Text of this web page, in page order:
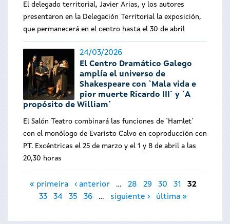
El delegado territorial, Javier Arias, y los autores
presentaron en la Delegación Territorial la exposición,
que permanecerá en el centro hasta el 30 de abril
24/03/2026
El Centro Dramático Galego
amplía el universo de
Shakespeare con `Mala vida e
pior muerte Ricardo III´ y `A
propósito de William´
El Salón Teatro combinará las funciones de `Hamlet´
con el monólogo de Evaristo Calvo en coproducción con
PT. Excéntricas el 25 de marzo y el 1 y 8 de abril a las
20,30 horas
Páginas
« primeira ‹ anterior … 28 29 30 31
32
33
34 35 36 … siguiente › última »